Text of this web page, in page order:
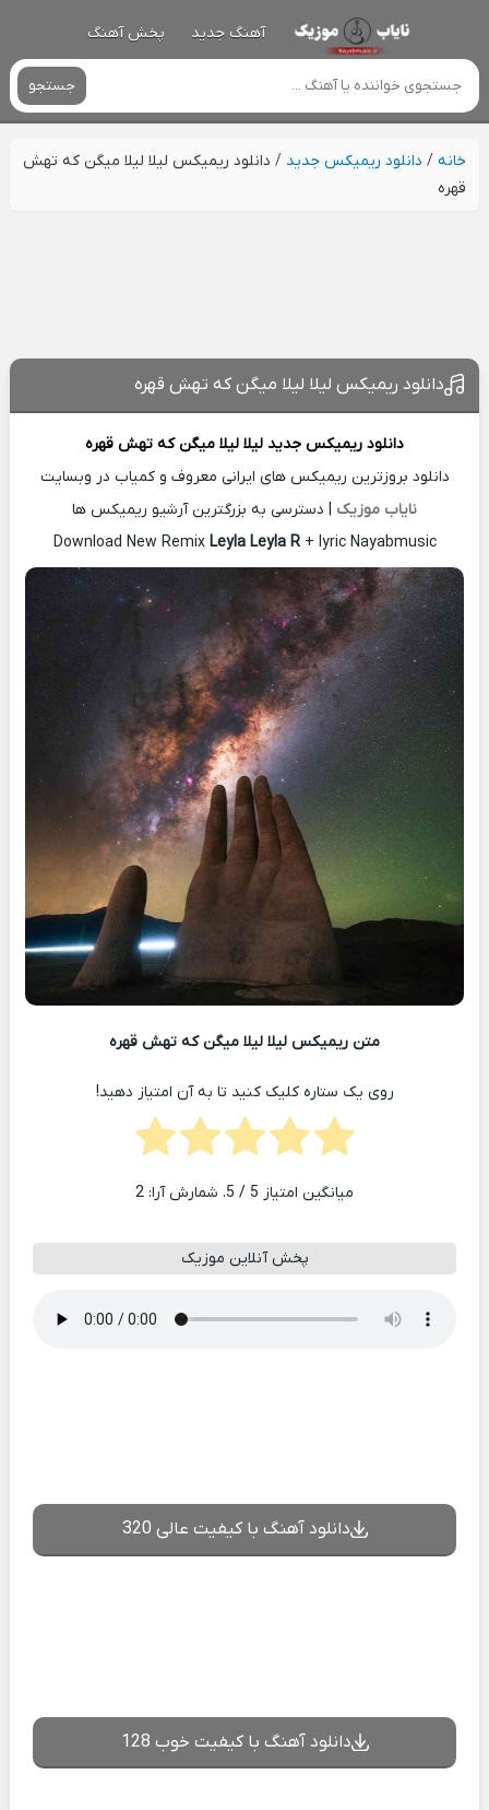
آهنگ جدید پخش آهنگ
جستجو
خانه/ دانلود ریمیکس جدید / دانلود ریمیکس لیلا لیلا میگن که تهش
قهره
دانلود ریمیکس لیلا لیلا میگن که تهش قهره
دانلود ریمیکس جدید لیلا لیلا میگن که تهش قهره
دانلود بروزترین ریمیکس های ایرانی معروف و کمیاب در وبسایت
نایاب موزیک | دسترسی به بزرگترین آرشیو ریمیکس ها
Download New Remix Leyla Leyla R+ lyric Nayabmusic
متن ریمیکس لیلا لیلا میگن که تهش قهره
روی یک ستاره کلیک کنید تا به آن امتیاز دهید!
میانگین امتیاز 5 / 5. شمارش آرا: 2
پخش آنلاین موزیک
دانلود آهنگ با کیفیت عالی 320
دانلود آهنگ با کیفیت خوب 128